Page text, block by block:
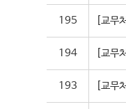
195 [교무
194
193